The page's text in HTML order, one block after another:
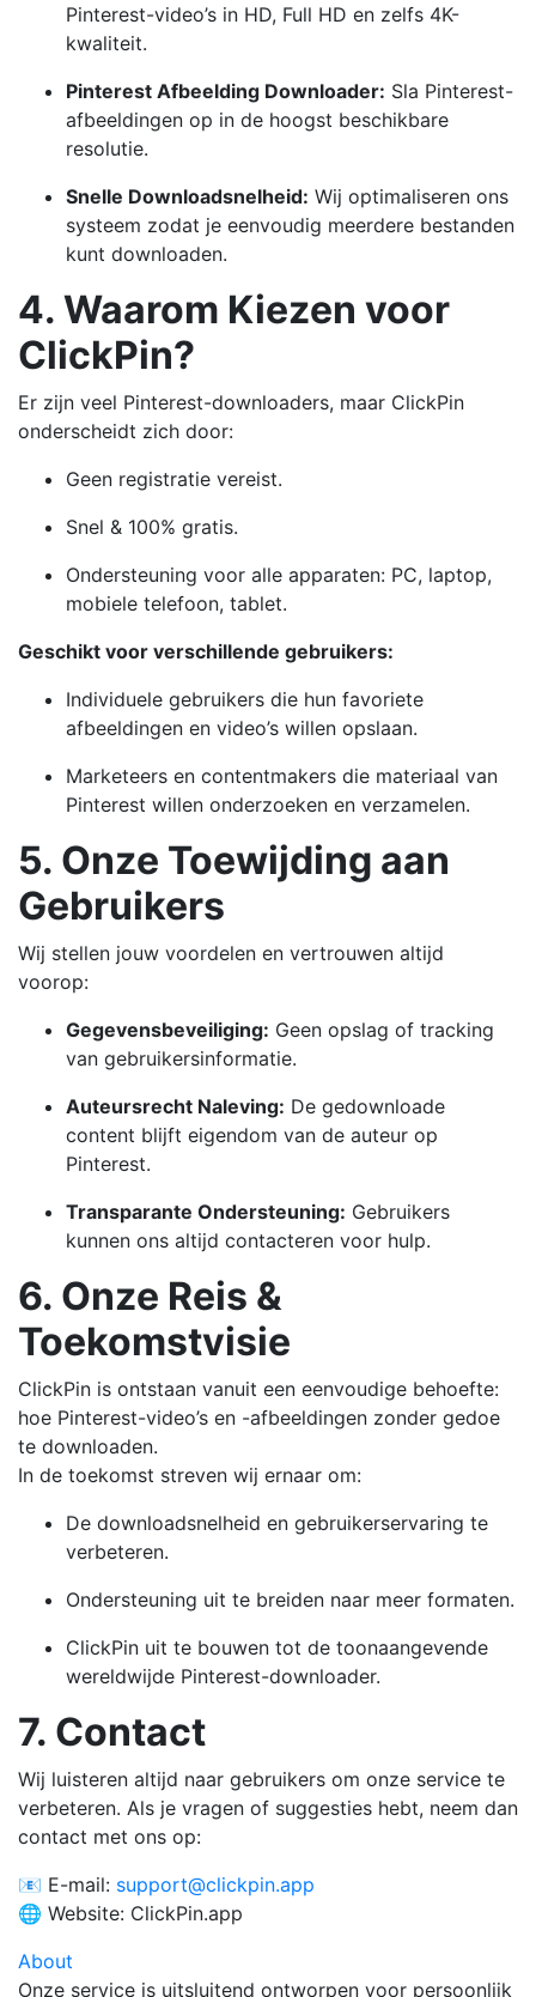
Pinterest-video’s in HD, Full HD en zelfs 4K-
kwaliteit.
Pinterest Afbeelding Downloader: Sla Pinterest-
afbeeldingen op in de hoogst beschikbare
resolutie.
Snelle Downloadsnelheid: Wij optimaliseren ons
systeem zodat je eenvoudig meerdere bestanden
kunt downloaden.
4. Waarom Kiezen voor
ClickPin?
Er zijn veel Pinterest-downloaders, maar ClickPin
onderscheidt zich door:
Geen registratie vereist.
Snel & 100% gratis.
Ondersteuning voor alle apparaten: PC, laptop,
mobiele telefoon, tablet.
Geschikt voor verschillende gebruikers:
Individuele gebruikers die hun favoriete
afbeeldingen en video’s willen opslaan.
Marketeers en contentmakers die materiaal van
Pinterest willen onderzoeken en verzamelen.
5. Onze Toewijding aan
Gebruikers
Wij stellen jouw voordelen en vertrouwen altijd
voorop:
Gegevensbeveiliging: Geen opslag of tracking
van gebruikersinformatie.
Auteursrecht Naleving: De gedownloade
content blijft eigendom van de auteur op
Pinterest.
Transparante Ondersteuning: Gebruikers
kunnen ons altijd contacteren voor hulp.
6. Onze Reis &
Toekomstvisie
ClickPin is ontstaan vanuit een eenvoudige behoefte:
hoe Pinterest-video’s en -afbeeldingen zonder gedoe
te downloaden.
In de toekomst streven wij ernaar om:
De downloadsnelheid en gebruikerservaring te
verbeteren.
Ondersteuning uit te breiden naar meer formaten.
ClickPin uit te bouwen tot de toonaangevende
wereldwijde Pinterest-downloader.
7. Contact
Wij luisteren altijd naar gebruikers om onze service te
verbeteren. Als je vragen of suggesties hebt, neem dan
contact met ons op:
📧 E-mail: support@clickpin.app
🌐 Website: ClickPin.app
About
Onze service is uitsluitend ontworpen voor persoonlijk